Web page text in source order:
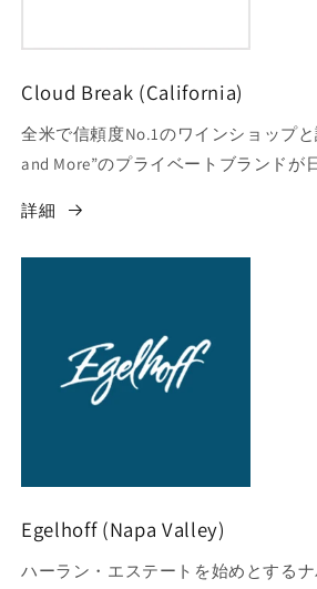
Cloud Break (California)
全米で信頼度No.1のワインショップ
and More”のプライベートブランドが
詳細
Egelhoff (Napa Valley)
ハーラン・エステートを始めとする